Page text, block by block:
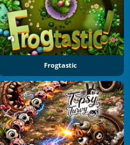
Frogtastic